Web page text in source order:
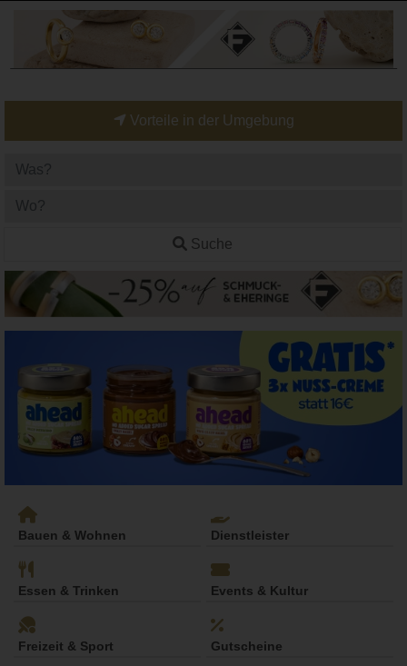
Vorteile in der Umgebung
Suche
Bauen & Wohnen Dienstleister
Essen & Trinken Events & Kultur
Freizeit & Sport Gutscheine